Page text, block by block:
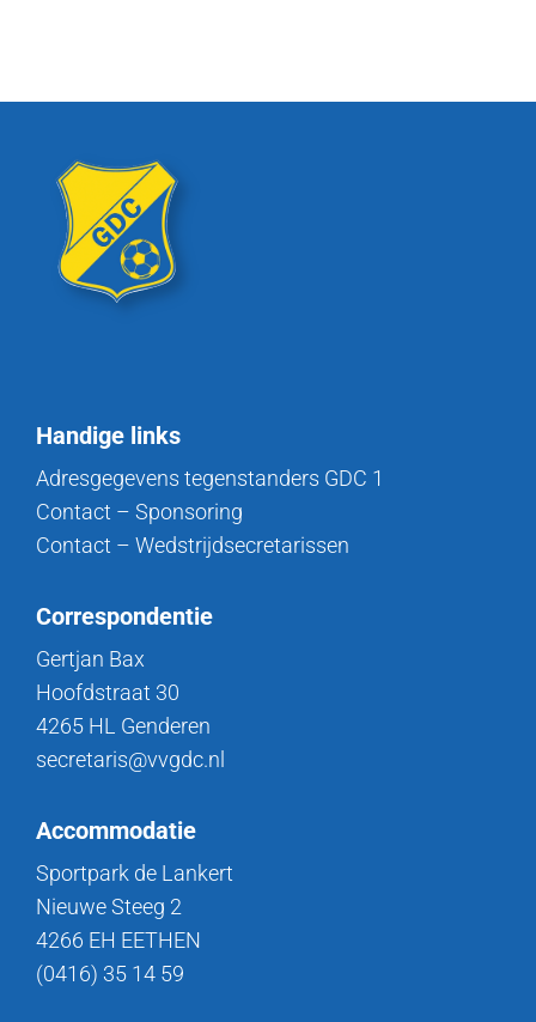
Handige links
Adresgegevens tegenstanders GDC 1
Contact – Sponsoring
Contact – Wedstrijdsecretarissen
Correspondentie
Gertjan Bax
Hoofdstraat 30
4265 HL Genderen
secretaris@vvgdc.nl
Accommodatie
Sportpark de Lankert
Nieuwe Steeg 2
4266 EH EETHEN
(0416) 35 14 59